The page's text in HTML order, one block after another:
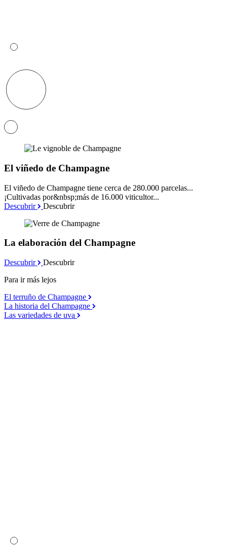
El viñedo de Champagne
El viñedo de Champagne tiene cerca de 280.000 parcelas...
¡Cultivadas por&nbsp;más de 16.000 viticultor...
Descubrir
Descubrir
La elaboración del Champagne
Descubrir
Descubrir
Para ir más lejos
El terruño de Champagne
La historia del Champagne
Las variedades de uva